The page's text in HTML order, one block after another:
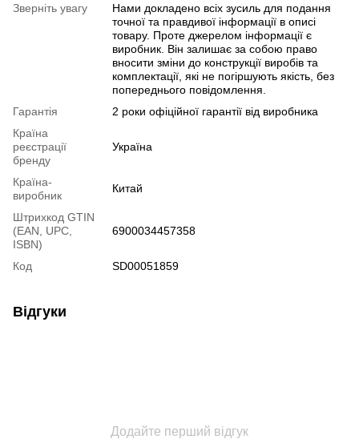
Зверніть увагу
Нами докладено всіх зусиль для подання
точної та правдивої інформації в описі
товару. Проте джерелом інформації є
виробник. Він залишає за собою право
вносити зміни до конструкції виробів та
комплектації, які не погіршують якість, без
попереднього повідомлення.
Гарантія
2 роки офіційної гарантії від виробника
Країна
реєстрації
бренду
Україна
Країна-
виробник
Китай
Штрихкод GTIN
(EAN, UPC,
ISBN)
6900034457358
Код SD00051859
Відгуки
Додайте перший відгук